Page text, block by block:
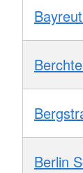
Berlin